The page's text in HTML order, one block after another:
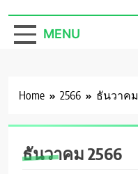
MENU
Home 2566 ธันวาคม
ธันวาคม 2566